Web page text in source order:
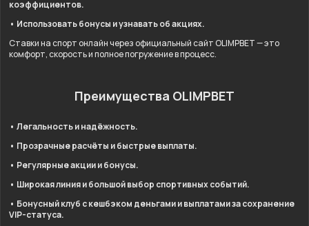
коэффициентов.
• Использовать бонусы и узнавать об акциях.
Ставки на спорт онлайн через официальный сайт OLIMPBET — это
комфорт, скорость и полное погружение в процесс.
Преимущества OLIMPBET
• Легальность и надёжность.
• Прозрачные расчёты и быстрые выплаты.
• Регулярные акции и бонусы.
• Широкая линия и большой выбор спортивных событий.
• Бонусный клуб с кешбэком деньгами и выплатами за сохранение
VIP-статуса.